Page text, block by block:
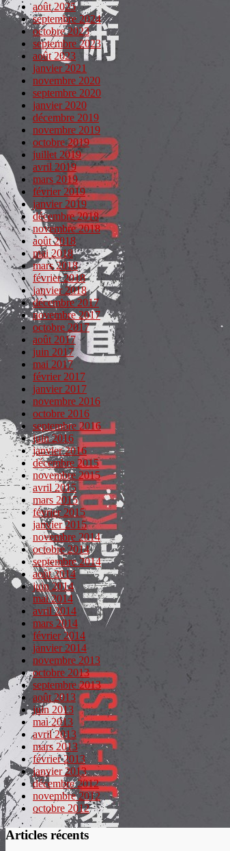
août 2025
septembre 2024
octobre 2023
septembre 2023
août 2023
janvier 2021
novembre 2020
septembre 2020
janvier 2020
décembre 2019
novembre 2019
octobre 2019
juillet 2019
avril 2019
mars 2019
février 2019
janvier 2019
décembre 2018
novembre 2018
août 2018
mai 2018
mars 2018
février 2018
janvier 2018
décembre 2017
novembre 2017
octobre 2017
août 2017
juin 2017
mai 2017
février 2017
janvier 2017
novembre 2016
octobre 2016
septembre 2016
juin 2016
janvier 2016
décembre 2015
novembre 2015
avril 2015
mars 2015
février 2015
janvier 2015
novembre 2014
octobre 2014
septembre 2014
août 2014
juin 2014
mai 2014
avril 2014
mars 2014
février 2014
janvier 2014
novembre 2013
octobre 2013
septembre 2013
août 2013
juin 2013
mai 2013
avril 2013
mars 2013
février 2013
janvier 2013
décembre 2012
novembre 2012
octobre 2012
Articles récents